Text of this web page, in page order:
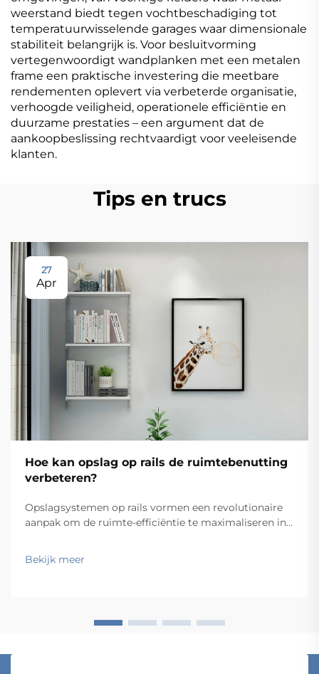
weerstand biedt tegen vochtbeschadiging tot
temperatuurwisselende garages waar dimensionale
stabiliteit belangrijk is. Voor besluitvorming
vertegenwoordigt wandplanken met een metalen
frame een praktische investering die meetbare
rendementen oplevert via verbeterde organisatie,
verhoogde veiligheid, operationele efficiëntie en
duurzame prestaties – een argument dat de
aankoopbeslissing rechtvaardigt voor veeleisende
klanten.
Tips en trucs
27
Apr
Hoe kan opslag op rails de ruimtebenutting
verbeteren?
Opslagsystemen op rails vormen een revolutionaire
aanpak om de ruimte-efficiëntie te maximaliseren in
gebruik te maken van wandbevestigde railsystemen
die beweegbare opslagcomponenten ondersteunen,
Bekijk meer